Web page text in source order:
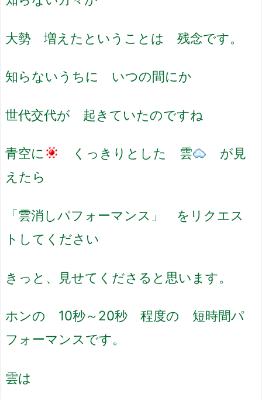
大勢 増えたということは 残念です。
知らないうちに いつの間にか
世代交代が 起きていたのですね
青空に くっきりとした 雲
が見
えたら
「雲消しパフォーマンス」 をリクエス
トしてください
きっと、見せてくださると思います。
ホンの 10秒～20秒 程度の 短時間パ
フォーマンスです。
雲は